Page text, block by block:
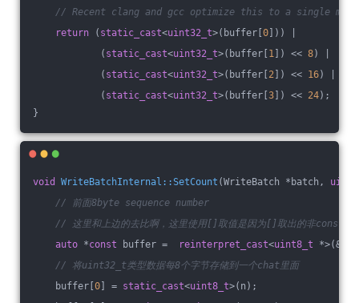
// Recent clang and gcc optimize this to a single
return ( static_cast<uint32_t>(buffer[ 0 ])) |
( static_cast<uint32_t>(buffer[ 1 ]) << 8) |
( static_cast<uint32_t>(buffer[ 2 ]) << 16) |
( static_cast<uint32_t>(buffer[ 3 ]) << 24);
}
void WriteBatchInternal::SetCount (WriteBatch *batch,
// 前面8byte sequence number
// 这里和上边的去比啊，这里使用[]取值是因为[]取出的非const
auto *const buffer = reinterpret_cast<uint8_t
// 将uint32_t类型数据每8个字节存储到一个chat里面
buffer[ 0 ] = static_cast<uint8_t>(n);